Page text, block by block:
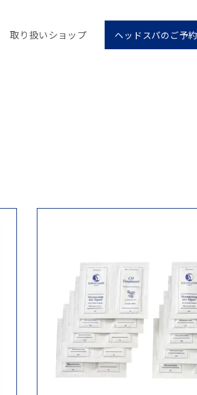
取り扱いショップ ヘッドスパのご予約